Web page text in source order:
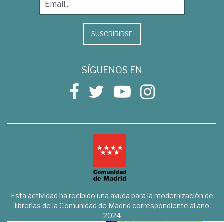
SUSCRIBIRSE
SÍGUENOS EN
Esta actividad ha recibido una ayuda para la modernización de
librerías de la Comunidad de Madrid correspondiente al año
2024